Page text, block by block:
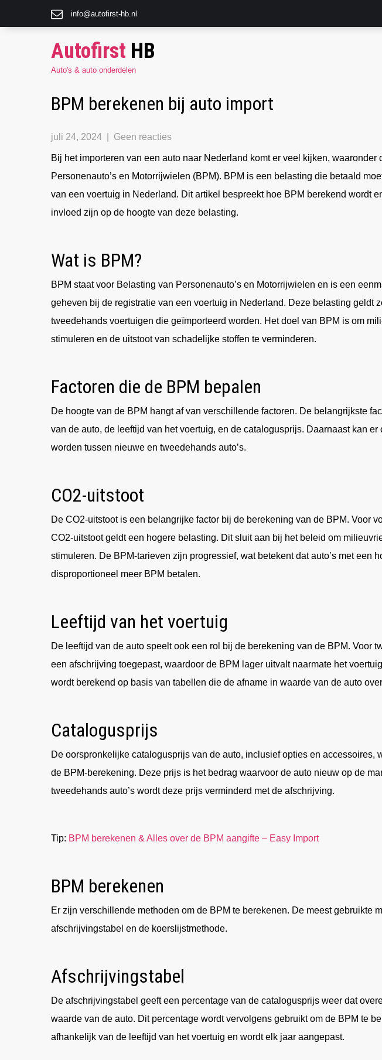
info@autofirst-hb.nl
Autofirst HB
Auto's & auto onderdelen
BPM berekenen bij auto import
juli 24, 2024 Geen reacties
Bij het importeren van een auto naar Nederland komt er veel kijken, waaronder
Personenauto’s en Motorrijwielen (BPM). BPM is een belasting die betaald
van een voertuig in Nederland. Dit artikel bespreekt hoe BPM berekend wordt
invloed zijn op de hoogte van deze belasting.
Wat is BPM?
BPM staat voor Belasting van Personenauto’s en Motorrijwielen en is een
geheven bij de registratie van een voertuig in Nederland. Deze belasting geldt
tweedehands voertuigen die geïmporteerd worden. Het doel van BPM is om
stimuleren en de uitstoot van schadelijke stoffen te verminderen.
Factoren die de BPM bepalen
De hoogte van de BPM hangt af van verschillende factoren. De belangrijkste
van de auto, de leeftijd van het voertuig, en de catalogusprijs. Daarnaast kan er
worden tussen nieuwe en tweedehands auto’s.
CO2-uitstoot
De CO2-uitstoot is een belangrijke factor bij de berekening van de BPM. Voor
CO2-uitstoot geldt een hogere belasting. Dit sluit aan bij het beleid om
stimuleren. De BPM-tarieven zijn progressief, wat betekent dat auto’s met een
disproportioneel meer BPM betalen.
Leeftijd van het voertuig
De leeftijd van de auto speelt ook een rol bij de berekening van de BPM. Voor
een afschrijving toegepast, waardoor de BPM lager uitvalt naarmate het
wordt berekend op basis van tabellen die de afname in waarde van de auto
Catalogusprijs
De oorspronkelijke catalogusprijs van de auto, inclusief opties en accessoires,
de BPM-berekening. Deze prijs is het bedrag waarvoor de auto nieuw op de
tweedehands auto’s wordt deze prijs verminderd met de afschrijving.
Tip: BPM berekenen & Alles over de BPM aangifte – Easy Import
BPM berekenen
Er zijn verschillende methoden om de BPM te berekenen. De meest gebruikte
afschrijvingstabel en de koerslijstmethode.
Afschrijvingstabel
De afschrijvingstabel geeft een percentage van de catalogusprijs weer dat
waarde van de auto. Dit percentage wordt vervolgens gebruikt om de BPM te
afhankelijk van de leeftijd van het voertuig en wordt elk jaar aangepast.